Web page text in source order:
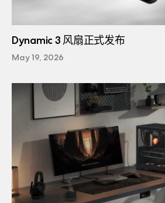
Dynamic 3 风扇正式发布
May 19, 2026